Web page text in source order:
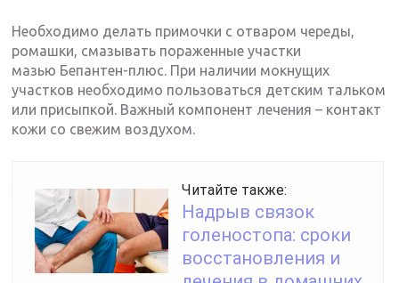
Необходимо делать примочки с отваром череды,
ромашки, смазывать пораженные участки
мазью Бепантен-плюс. При наличии мокнущих
участков необходимо пользоваться детским тальком
или присыпкой. Важный компонент лечения – контакт
кожи со свежим воздухом.
Читайте также:
Надрыв связок
голеностопа: сроки
восстановления и